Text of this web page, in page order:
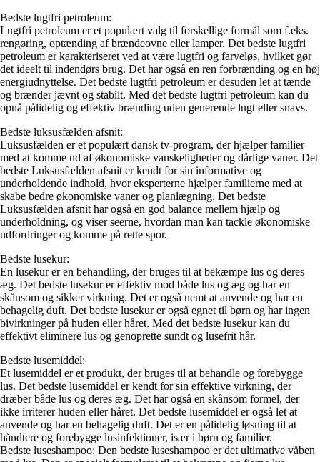
Bedste lugtfri petroleum:
Lugtfri petroleum er et populært valg til forskellige formål som f.eks.
rengøring, optænding af brændeovne eller lamper. Det bedste lugtfri
petroleum er karakteriseret ved at være lugtfri og farveløs, hvilket gør
det ideelt til indendørs brug. Det har også en ren forbrænding og en høj
energiudnyttelse. Det bedste lugtfri petroleum er desuden let at tænde
og brænder jævnt og stabilt. Med det bedste lugtfri petroleum kan du
opnå pålidelig og effektiv brænding uden generende lugt eller snavs.
Bedste luksusfælden afsnit:
Luksusfælden er et populært dansk tv-program, der hjælper familier
med at komme ud af økonomiske vanskeligheder og dårlige vaner. Det
bedste Luksusfælden afsnit er kendt for sin informative og
underholdende indhold, hvor eksperterne hjælper familierne med at
skabe bedre økonomiske vaner og planlægning. Det bedste
Luksusfælden afsnit har også en god balance mellem hjælp og
underholdning, og viser seerne, hvordan man kan tackle økonomiske
udfordringer og komme på rette spor.
Bedste lusekur:
En lusekur er en behandling, der bruges til at bekæmpe lus og deres
æg. Det bedste lusekur er effektiv mod både lus og æg og har en
skånsom og sikker virkning. Det er også nemt at anvende og har en
behagelig duft. Det bedste lusekur er også egnet til børn og har ingen
bivirkninger på huden eller håret. Med det bedste lusekur kan du
effektivt eliminere lus og genoprette sundt og lusefrit hår.
Bedste lusemiddel:
Et lusemiddel er et produkt, der bruges til at behandle og forebygge
lus. Det bedste lusemiddel er kendt for sin effektive virkning, der
dræber både lus og deres æg. Det har også en skånsom formel, der
ikke irriterer huden eller håret. Det bedste lusemiddel er også let at
anvende og har en behagelig duft. Det er en pålidelig løsning til at
håndtere og forebygge lusinfektioner, især i børn og familier.
Bedste luseshampoo: Den bedste luseshampoo er det ultimative våben